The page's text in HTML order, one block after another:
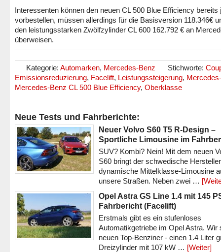
Interessenten können den neuen CL 500 Blue Efficiency bereits
vorbestellen, müssen allerdings für die Basisversion 118.346€
den leistungsstarken Zwölfzylinder CL 600 162.792 € an
überweisen.
Kategorie: Automarken, Mercedes-Benz Stichworte:
Emissionsreduzierung, Facelift, Leistungssteigerung,
Mercedes-Benz CL 500 Blue Efficiency, Oberklasse
Neue Tests und Fahrberichte:
Neuer Volvo S60 T5 R-Design –
Sportliche Limousine im
SUV? Kombi? Nein! Mit dem neuen
S60 bringt der schwedische
dynamische Mittelklasse-Limousine
unsere Straßen. Neben zwei …
Opel Astra GS Line 1.4 mit 145
Fahrbericht (Facelift)
Erstmals gibt es ein stufenloses
Automatikgetriebe im Opel Astra. Wir
neuen Top-Benziner - einen 1.4 Liter
Dreizylinder mit 107 kW … [Weiter]